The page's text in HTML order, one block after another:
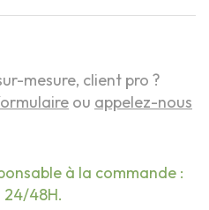
mesure, client pro ?
ou appelez-nous
à la commande :
24/48H.